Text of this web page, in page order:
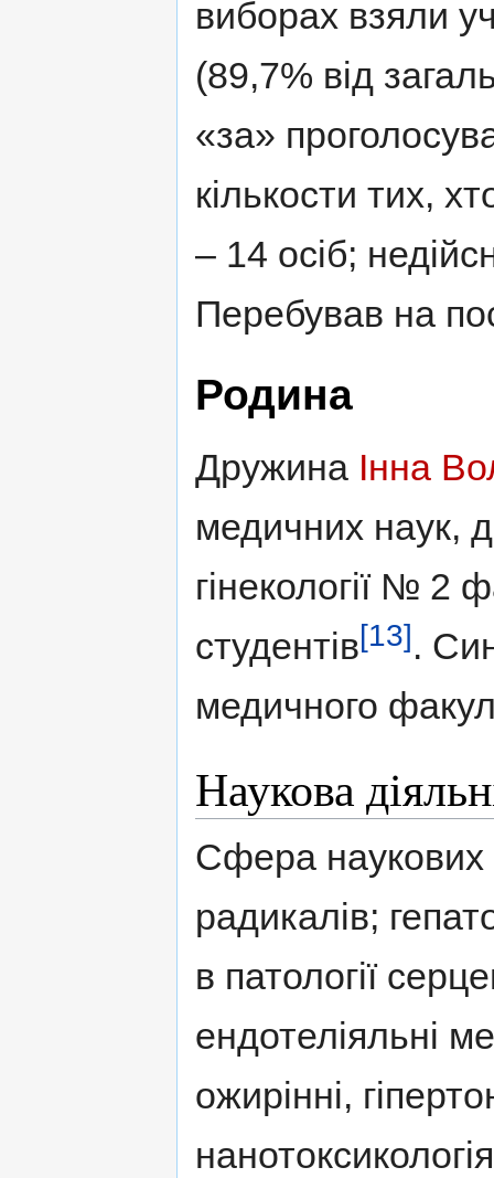
виборах взяли
(89,7% від
«за»
кількости тих,
– 14 осіб;
Перебував на
Родина
Дружина Інна
медичних наук,
гінекології № 2
студентів[13].
медичного
Наукова
Сфера наукових
радикалів;
в патології
ендотеліяльні
ожирінні,